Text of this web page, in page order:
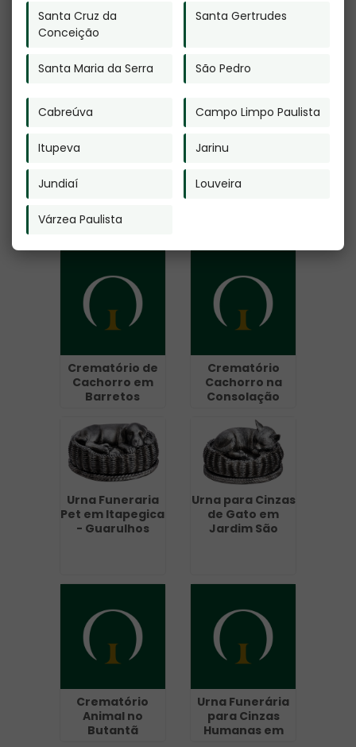
Santa Cruz da
Conceição
Santa Gertrudes
Santa Maria da Serra São Pedro
Cabreúva Campo Limpo Paulista
Itupeva Jarinu
Jundiaí Louveira
Várzea Paulista
Crematório Pet
em Bauru
Preço em Mogi
Crematório de
Cachorro em
Barretos
Crematório
Cachorro na
Consolação
Urna Funeraria
Pet em Itapegica
- Guarulhos
Urna para Cinzas
de Gato em
Jardim São
Crematório
Animal no
Butantã
Urna Funerária
para Cinzas
Humanas em